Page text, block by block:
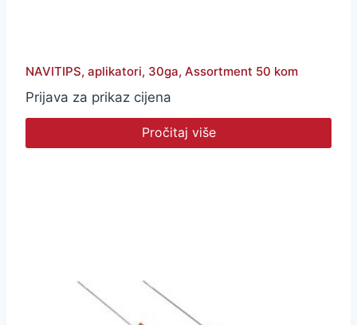
NAVITIPS, aplikatori, 30ga, Assortment 50 kom
Prijava za prikaz cijena
Pročitaj više